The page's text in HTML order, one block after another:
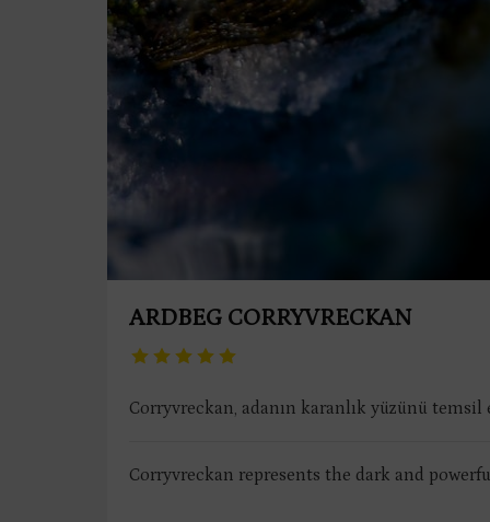
ARDBEG CORRYVRECKAN
Corryvreckan, adanın karanlık yüzünü
Corryvreckan represents the dark and